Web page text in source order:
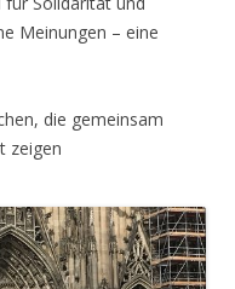
Meinungen – eine
die gemeinsam
zeigen